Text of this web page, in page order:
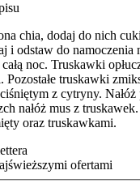
chia, dodaj do nich
i odstaw do namoczenia
noc. Truskawki
Pozostałe truskawki
z cytryny.
nałóż mus z
oraz truskawkami.
ofertami